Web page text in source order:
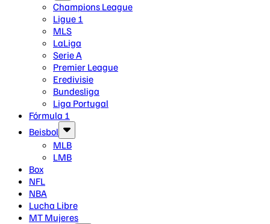
Champions League
Ligue 1
MLS
LaLiga
Serie A
Premier League
Eredivisie
Bundesliga
Liga Portugal
Fórmula 1
Beisbol
MLB
LMB
Box
NFL
NBA
Lucha Libre
MT Mujeres